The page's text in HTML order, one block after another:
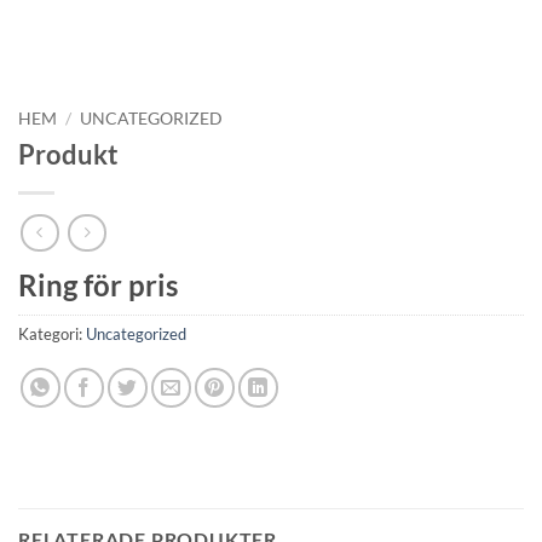
HEM / UNCATEGORIZED
Produkt
Ring för pris
Kategori: Uncategorized